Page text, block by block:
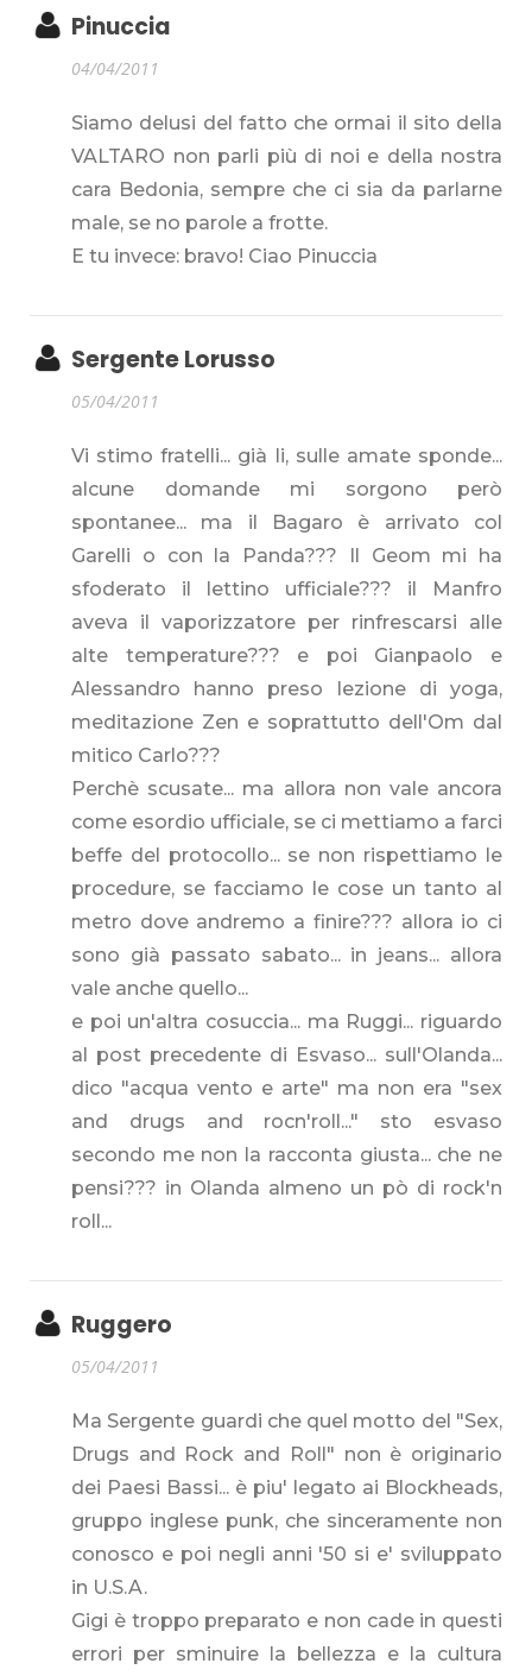
Pinuccia
04/04/2011
Siamo delusi del fatto che ormai il sito della
VALTARO non parli più di noi e della nostra
cara Bedonia, sempre che ci sia da parlarne
male, se no parole a frotte.
E tu invece: bravo! Ciao Pinuccia
Sergente Lorusso
05/04/2011
Vi stimo fratelli... già li, sulle amate sponde...
alcune domande mi sorgono però
spontanee... ma il Bagaro è arrivato col
Garelli o con la Panda??? Il Geom mi ha
sfoderato il lettino ufficiale??? il Manfro
aveva il vaporizzatore per rinfrescarsi alle
alte temperature??? e poi Gianpaolo e
Alessandro hanno preso lezione di yoga,
meditazione Zen e soprattutto dell'Om dal
mitico Carlo???
Perchè scusate... ma allora non vale ancora
come esordio ufficiale, se ci mettiamo a farci
beffe del protocollo... se non rispettiamo le
procedure, se facciamo le cose un tanto al
metro dove andremo a finire??? allora io ci
sono già passato sabato... in jeans... allora
vale anche quello...
e poi un'altra cosuccia... ma Ruggi... riguardo
al post precedente di Esvaso... sull'Olanda...
dico "acqua vento e arte" ma non era "sex
and drugs and rocn'roll..." sto esvaso
secondo me non la racconta giusta... che ne
pensi??? in Olanda almeno un pò di rock'n
roll...
Ruggero
05/04/2011
Ma Sergente guardi che quel motto del "Sex,
Drugs and Rock and Roll" non è originario
dei Paesi Bassi... è piu' legato ai Blockheads,
gruppo inglese punk, che sinceramente non
conosco e poi negli anni '50 si e' sviluppato
in U.S.A.
Gigi è troppo preparato e non cade in questi
errori per sminuire la bellezza e la cultura